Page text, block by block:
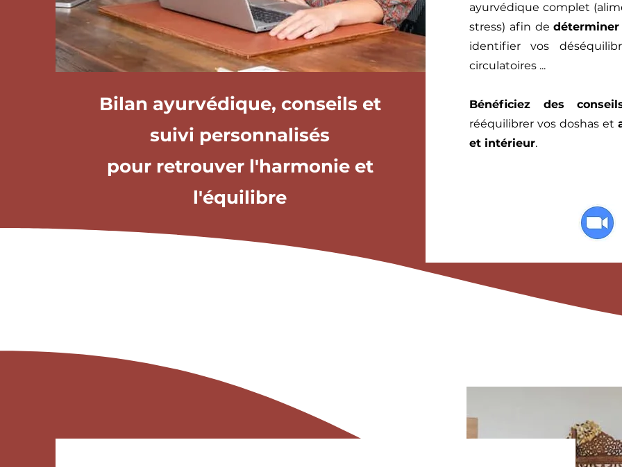
Bilan ayurvédique, conseils et
suivi personnalisés
pour retrouver l'harmonie et
l'équilibre
ayurvédique complet
stress) afin de
identifier vos
circulatoires ...
Bénéficiez des
rééquilibrer vos doshas et
et intérieur.